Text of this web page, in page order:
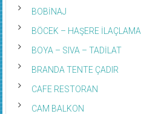
BOBİNAJ
BÖCEK – HAŞERE İLAÇLAMA
BOYA – SIVA – TADİLAT
BRANDA TENTE ÇADIR
CAFE RESTORAN
CAM BALKON